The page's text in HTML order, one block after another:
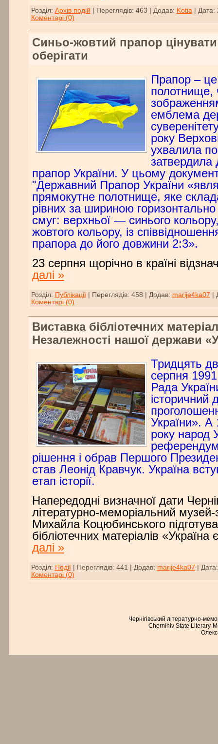
Розділ: Архів подій Переглядів: 463 Додав: Kotia| Дата:
Коментарі (0)
Синьо-жовтий прапор цінувати
оберігати
Прапор –
полотнище,
емблема
року
ухвалила
прапор України. У цьому
"Державний Прапор України
прямокутне полотнище, яке
рівних за шириною
смуг: верхньої — синього
жовтого кольору, із
прапора до його довжини 2:3».
23 серпня щорічно в країні
далі »
Розділ: Публікації| Переглядів: 458 Додав: marije4ka07
Коментарі (0)
Виставка бібліотечних
Незалежності нашої держави
Тридцять
серпня
Рада
історичний
України». А
року народ
рішення і обрав Першого
став Леонід Кравчук. Україна
етап історії.
Напередодні визначної дати
літературно-меморіальний музей-
Михайла Коцюбинського
бібліотечних матеріалів
далі »
Розділ: Події| Переглядів: 441 Додав: marije4ka07
Дата:
Коментарі (0)
Чернігівський літературно-
Chernihiv State Literary-